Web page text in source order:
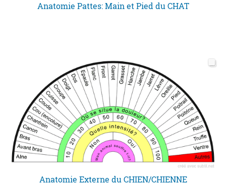
Anatomie Pattes: Main et Pied du CHAT
Anatomie Externe du CHIEN/CHIENNE